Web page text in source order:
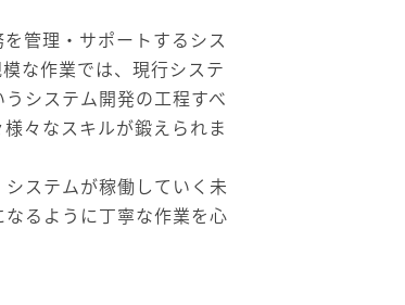
管理・サポートするシス
な作業では、現行システ
システム開発の工程すべ
々なスキルが鍛えられま
ステムが稼働していく未
るように丁寧な作業を心